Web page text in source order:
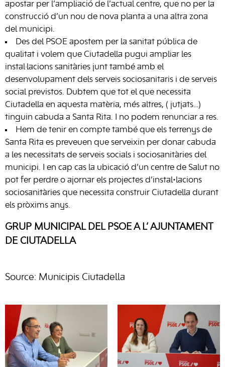
apostar per l’ampliació de l’actual centre, que no per la
construcció d’un nou de nova planta a una altra zona
del municipi.
Des del PSOE apostem per la sanitat pública de
qualitat i volem que Ciutadella pugui ampliar les
instal·lacions sanitàries junt també amb el
desenvolupament dels serveis sociosanitaris i de serveis
social previstos. Dubtem que tot el que necessita
Ciutadella en aquesta matèria, més altres, ( jutjats…)
tinguin cabuda a Santa Rita. I no podem renunciar a res.
Hem de tenir en compte també que els terrenys de
Santa Rita es preveuen que serveixin per donar cabuda
a les necessitats de serveis socials i sociosanitàries del
municipi. I en cap cas la ubicació d’un centre de Salut no
pot fer perdre o ajornar els projectes d’instal•lacions
sociosanitàries que necessita construir Ciutadella durant
els pròxims anys.
GRUP MUNICIPAL DEL PSOE A L’ AJUNTAMENT
DE CIUTADELLA
Source: Municipis Ciutadella